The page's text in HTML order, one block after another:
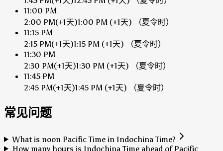
11:00 PM
2:00 PM(+1天)1:00 PM (+1天)
（夏令时）
11:15 PM
2:15 PM(+1天)1:15 PM (+1天)
（夏令时）
11:30 PM
2:30 PM(+1天)1:30 PM (+1天)
（夏令时）
11:45 PM
2:45 PM(+1天)1:45 PM (+1天) （夏令时）
常见问题
What is noon Pacific Time in Indochina Time?
How many hours is Indochina Time ahead of Pacific